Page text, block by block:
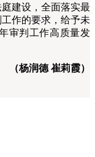
建设，全面落实最
作的要求，给予未
审判工作高质量发
杨润德 崔莉霞）